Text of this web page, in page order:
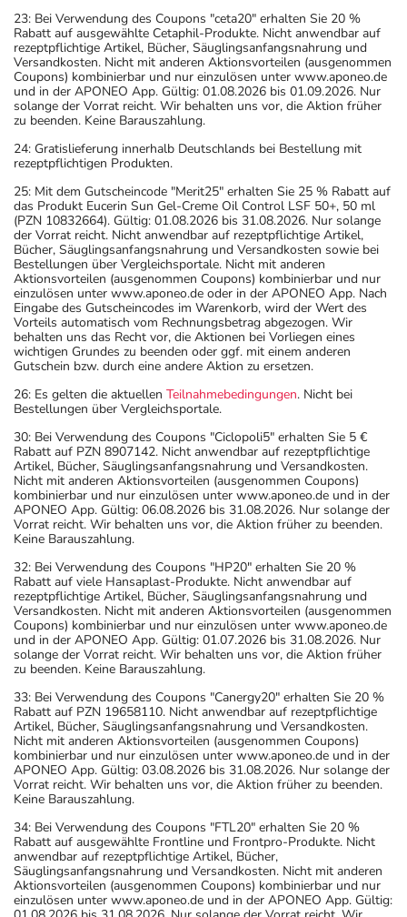
23: Bei Verwendung des Coupons "ceta20" erhalten Sie 20 %
Rabatt auf ausgewählte Cetaphil-Produkte. Nicht anwendbar auf
rezeptpflichtige Artikel, Bücher, Säuglingsanfangsnahrung und
Versandkosten. Nicht mit anderen Aktionsvorteilen (ausgenommen
Coupons) kombinierbar und nur einzulösen unter www.aponeo.de
und in der APONEO App. Gültig: 01.08.2026 bis 01.09.2026. Nur
solange der Vorrat reicht. Wir behalten uns vor, die Aktion früher
zu beenden. Keine Barauszahlung.
24: Gratislieferung innerhalb Deutschlands bei Bestellung mit
rezeptpflichtigen Produkten.
25: Mit dem Gutscheincode "Merit25" erhalten Sie 25 % Rabatt auf
das Produkt Eucerin Sun Gel-Creme Oil Control LSF 50+, 50 ml
(PZN 10832664). Gültig: 01.08.2026 bis 31.08.2026. Nur solange
der Vorrat reicht. Nicht anwendbar auf rezeptpflichtige Artikel,
Bücher, Säuglingsanfangsnahrung und Versandkosten sowie bei
Bestellungen über Vergleichsportale. Nicht mit anderen
Aktionsvorteilen (ausgenommen Coupons) kombinierbar und nur
einzulösen unter www.aponeo.de oder in der APONEO App. Nach
Eingabe des Gutscheincodes im Warenkorb, wird der Wert des
Vorteils automatisch vom Rechnungsbetrag abgezogen. Wir
behalten uns das Recht vor, die Aktionen bei Vorliegen eines
wichtigen Grundes zu beenden oder ggf. mit einem anderen
Gutschein bzw. durch eine andere Aktion zu ersetzen.
26: Es gelten die aktuellen Teilnahmebedingungen. Nicht bei
Bestellungen über Vergleichsportale.
30: Bei Verwendung des Coupons "Ciclopoli5" erhalten Sie 5 €
Rabatt auf PZN 8907142. Nicht anwendbar auf rezeptpflichtige
Artikel, Bücher, Säuglingsanfangsnahrung und Versandkosten.
Nicht mit anderen Aktionsvorteilen (ausgenommen Coupons)
kombinierbar und nur einzulösen unter www.aponeo.de und in der
APONEO App. Gültig: 06.08.2026 bis 31.08.2026. Nur solange der
Vorrat reicht. Wir behalten uns vor, die Aktion früher zu beenden.
Keine Barauszahlung.
32: Bei Verwendung des Coupons "HP20" erhalten Sie 20 %
Rabatt auf viele Hansaplast-Produkte. Nicht anwendbar auf
rezeptpflichtige Artikel, Bücher, Säuglingsanfangsnahrung und
Versandkosten. Nicht mit anderen Aktionsvorteilen (ausgenommen
Coupons) kombinierbar und nur einzulösen unter www.aponeo.de
und in der APONEO App. Gültig: 01.07.2026 bis 31.08.2026. Nur
solange der Vorrat reicht. Wir behalten uns vor, die Aktion früher
zu beenden. Keine Barauszahlung.
33: Bei Verwendung des Coupons "Canergy20" erhalten Sie 20 %
Rabatt auf PZN 19658110. Nicht anwendbar auf rezeptpflichtige
Artikel, Bücher, Säuglingsanfangsnahrung und Versandkosten.
Nicht mit anderen Aktionsvorteilen (ausgenommen Coupons)
kombinierbar und nur einzulösen unter www.aponeo.de und in der
APONEO App. Gültig: 03.08.2026 bis 31.08.2026. Nur solange der
Vorrat reicht. Wir behalten uns vor, die Aktion früher zu beenden.
Keine Barauszahlung.
34: Bei Verwendung des Coupons "FTL20" erhalten Sie 20 %
Rabatt auf ausgewählte Frontline und Frontpro-Produkte. Nicht
anwendbar auf rezeptpflichtige Artikel, Bücher,
Säuglingsanfangsnahrung und Versandkosten. Nicht mit anderen
Aktionsvorteilen (ausgenommen Coupons) kombinierbar und nur
einzulösen unter www.aponeo.de und in der APONEO App. Gültig: